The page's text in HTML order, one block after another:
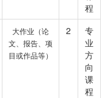
程
大作业（论
文、报告、项
目或作品等）
2
专
业
方
向
课
程